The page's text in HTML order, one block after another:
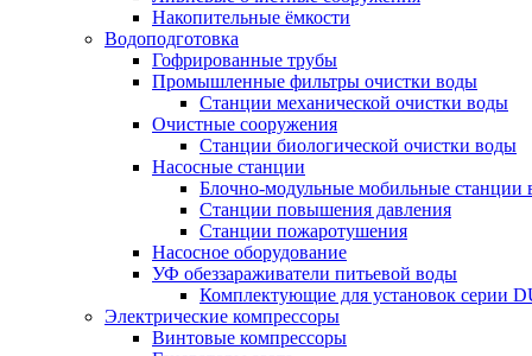
Накопительные ёмкости
Водоподготовка
Гофрированные трубы
Промышленные фильтры очистки воды
Станции механической очистки воды
Очистные сооружения
Станции биологической очистки воды
Насосные станции
Блочно-модульные мобильные станции
Станции повышения давления
Станции пожаротушения
Насосное оборудование
УФ обеззараживатели питьевой воды
Комплектующие для установок серии
Электрические компрессоры
Винтовые компрессоры